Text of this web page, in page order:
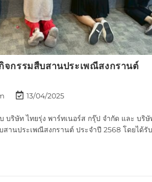
จกรรมสืบสานประเพณีสงกรานต์
13/04/2025
บริษัท ไทยรุ่ง พาร์ทเนอร์ส กรุ๊ป จำกัด และ บริษั
านประเพณีสงกรานต์ ประจำปี 2568 โดยได้รับ